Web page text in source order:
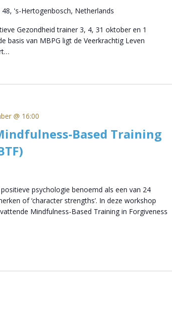
's-Hertogenbosch, Netherlands
Gezondheid trainer 3, 4, 31 oktober en 1
basis van MBPG ligt de Veerkrachtig Leven
Based Training
@ 16:00
psychologie benoemd als een van 24
of ‘character strengths’. In deze workshop
Mindfulness-Based Training in Forgiveness